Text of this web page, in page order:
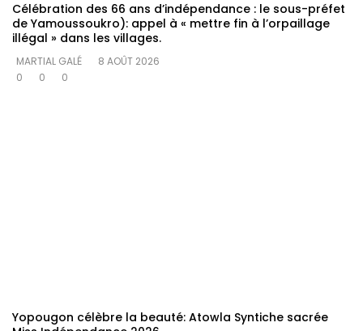
Célébration des 66 ans d’indépendance : le sous-préfet
de Yamoussoukro): appel à « mettre fin à l’orpaillage
illégal » dans les villages.
MARTIAL GALÉ
8 AOÛT 2026
0
0 0
Yopougon célèbre la beauté: Atowla Syntiche sacrée